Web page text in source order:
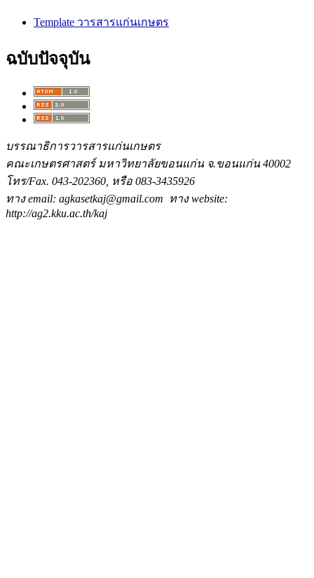
Template วารสารแก่นเกษตร
ฉบับปัจจุบัน
บรรณาธิการวารสารแก่นเกษตร
คณะเกษตรศาสตร์ มหาวิทยาลัยขอนแก่น จ.ขอนแก่น 40002
โทร/Fax. 043-202360, หรือ 083-3435926
ทาง email: agkasetkaj@gmail.com ทาง website:
http://ag2.kku.ac.th/kaj